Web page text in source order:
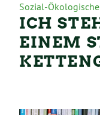
Sozial-
ICH
EINEM